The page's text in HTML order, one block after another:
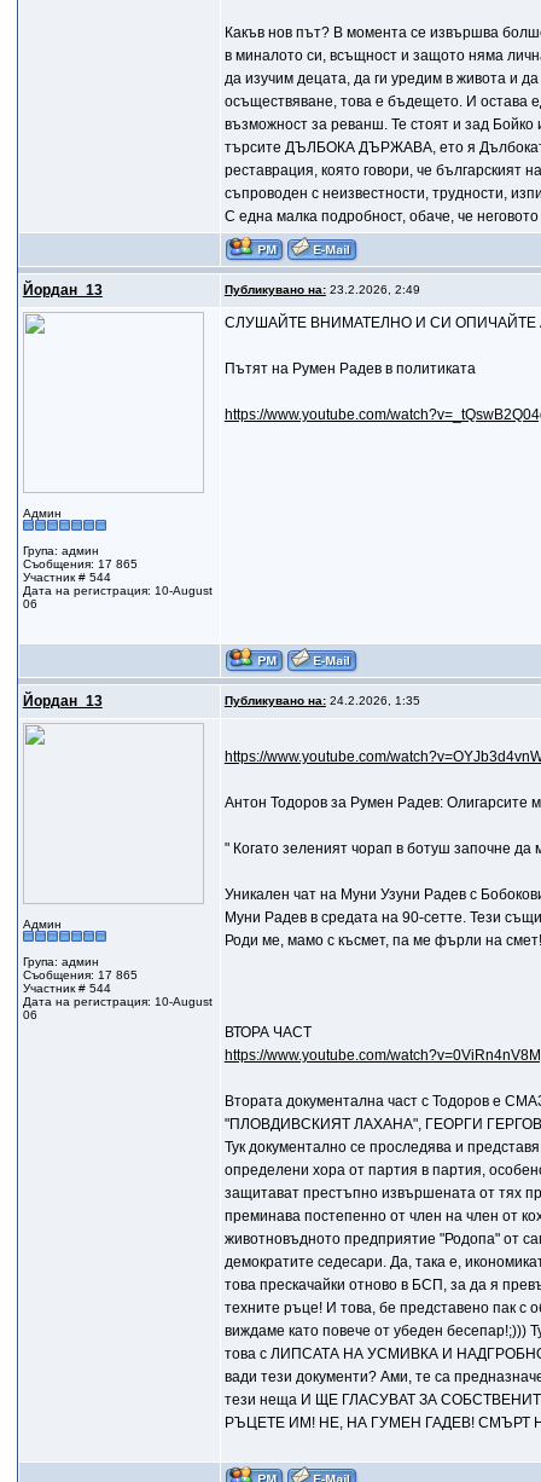
Какъв нов път? В момента се извършва
в миналото си, всъщност и защото няма
да изучим децата, да ги уредим в живота и
осъществяване, това е бъдещето. И остава
възможност за реванш. Те стоят и зад
търсите ДЪЛБОКА ДЪРЖАВА, ето я
реставрация, която говори, че
съпроводен с неизвестности, трудности,
С една малка подробност, обаче, че
Йордан_13 Публикувано на:23.2.2026, 2:49
Админ
Група: админ
Съобщения: 17 865
Участник # 544
Дата на регистрация: 10-August
06
СЛУШАЙТЕ ВНИМАТЕЛНО И СИ ОПИЧАЙТЕ
Пътят на Румен Радев в политиката
https://www.youtube.com/
Йордан_13 Публикувано на:24.2.2026, 1:35
Админ
Група: админ
Съобщения: 17 865
Участник # 544
Дата на регистрация: 10-August
06
https://www.youtube.com/
Антон Тодоров за Румен Радев: Олигарсите
" Когато зеленият чорап в ботуш започне да
Уникален чат на Муни Узуни Радев с
Муни Радев в средата на 90-сетте. Тези
Роди ме, мамо с късмет, па ме фърли на
ВТОРА ЧАСТ
https://www.youtube.com/
Втората документална част с Тодоров
"ПЛОВДИВСКИЯТ ЛАХАНА", ГЕОРГИ
Тук документално се проследява и
определени хора от партия в партия,
защитават престъпно извършената от тях
преминава постепенно от член на член от
животновъдното предприятие "Родопа" от
демократите седесари. Да, така е,
това прескачайки отново в БСП, за да я
техните ръце! И това, бе представено пак с
виждаме като повече от убеден бесепар!;)))
това с ЛИПСАТА НА УСМИВКА И
вади тези документи? Ами, те са
тези неща И ЩЕ ГЛАСУВАТ ЗА
РЪЦЕТЕ ИМ! НЕ, НА ГУМЕН ГАДЕВ!